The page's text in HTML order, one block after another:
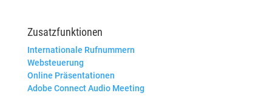
Zusatzfunktionen
Internationale Rufnummern
Websteuerung
Online Präsentationen
Adobe Connect Audio Meeting